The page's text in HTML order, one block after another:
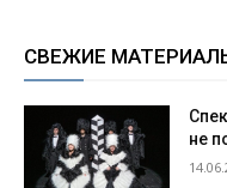
СВЕЖИЕ
не